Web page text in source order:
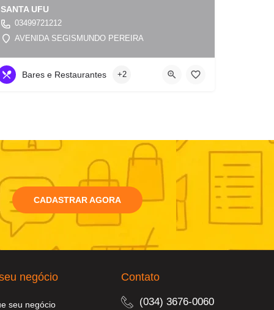
SANTA UFU
03499721212
AVENIDA SEGISMUNDO PEREIRA
Bares e Restaurantes +2
CADASTRAR AGORA
negócio
seu negócio
Contato
(034) 3676-0060